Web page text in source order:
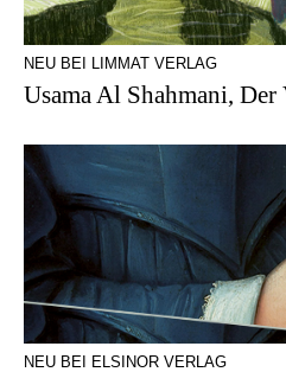
NEU BEI LIMMAT VERLAG
Usama Al Shahmani,
NEU BEI ELSINOR VERLAG